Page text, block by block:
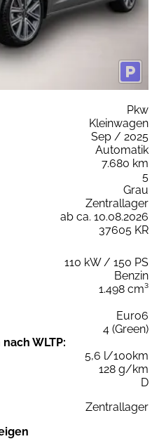
Pkw
Kleinwagen
Sep / 2025
Automatik
7.680 km
5
Grau
Zentrallager
ab ca. 10.08.2026
37605 KR
110 kW / 150 PS
Benzin
1.498 cm³
Euro6
4 (Green)
WLTP:
5,6 l/100km
128 g/km
D
Zentrallager